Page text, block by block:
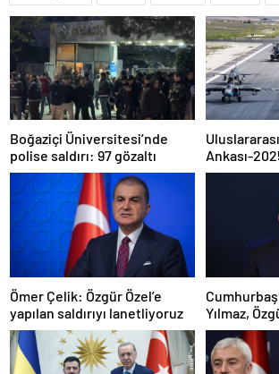
Boğaziçi Üniversitesi’nde
polise saldırı: 97 gözaltı
Ankası-
Ömer Çelik: Özgür Özel’e
yapılan saldırıyı lanetliyoruz
Yılmaz,
saldırıyı